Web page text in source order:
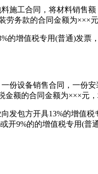
工合同，将材料销售额
务款的合同金额为×××
增值税专用(普通)发票
设备销售合同，一份安
额的合同金额为×××元，
包方开具13%的增值税
9%的的增值税专用(普